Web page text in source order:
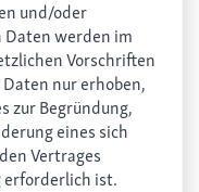
und/oder
werden im
Vorschriften
nur erhoben,
zur Begründung,
eines sich
Vertrages
erforderlich ist.